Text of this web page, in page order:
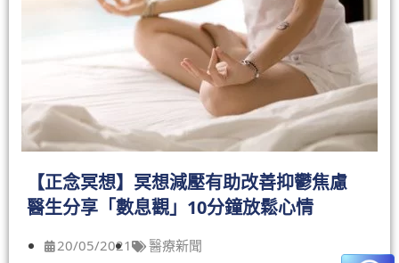
【正念冥想】冥想減壓有助改善抑鬱焦慮
醫生分享「數息觀」10分鐘放鬆心情
20/05/2021 醫療新聞